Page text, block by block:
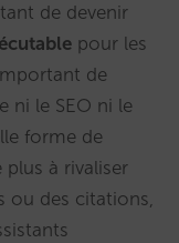
de devenir
pour les
de
ni le SEO ni le
forme de
à rivaliser
ou des citations,